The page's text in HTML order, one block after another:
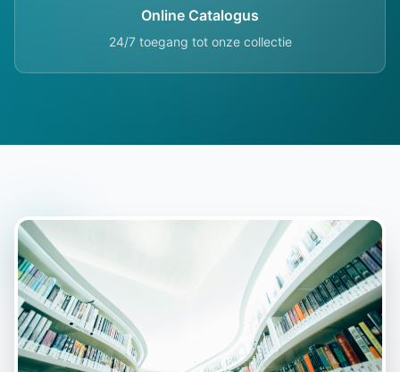
Online Catalogus
24/7 toegang tot onze collectie